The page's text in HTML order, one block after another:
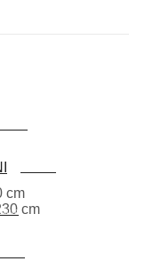
cm
cm